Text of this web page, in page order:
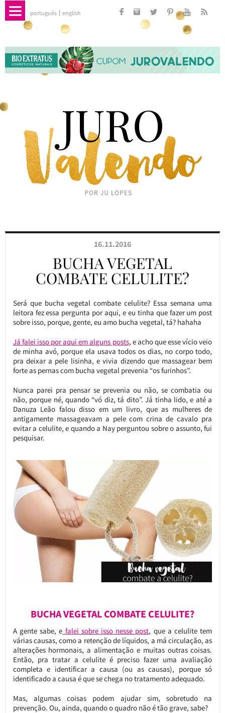
português english
16.11.2016
BUCHA VEGETAL
COMBATE CELULITE?
Será que bucha vegetal combate celulite? Essa semana uma
leitora fez essa pergunta por aqui, e eu tinha que fazer um post
sobre isso, porque, gente, eu amo bucha vegetal, tá? hahaha
Já falei isso por aqui em alguns posts, e acho que esse vício veio
de minha avó, porque ela usava todos os dias, no corpo todo,
pra deixar a pele lisinha, e vivia dizendo que massagear bem
forte as pernas com bucha vegetal prevenia “os furinhos”.
Nunca parei pra pensar se prevenia ou não, se combatia ou
não, porque né, quando “vó diz, tá dito”. Já tinha lido, e até a
Danuza Leão falou disso em um livro, que as mulheres de
antigamente massageavam a pele com crina de cavalo pra
evitar a celulite, e quando a Nay perguntou sobre o assunto, fui
pesquisar.
BUCHA VEGETAL COMBATE CELULITE?
A gente sabe, e falei sobre isso nesse post, que a celulite tem
várias causas, como a retenção de líquidos, a má circulação, as
alterações hormonais, a alimentação e muitas outras coisas.
Então, pra tratar a celulite é preciso fazer uma avaliação
completa e identificar a causa (ou as causas), porque só
identificado a causa é que se chega no tratamento adequado.
Mas, algumas coisas podem ajudar sim, sobretudo na
prevenção. Ou, ainda, quando o quadro não é tão grave, sabe?